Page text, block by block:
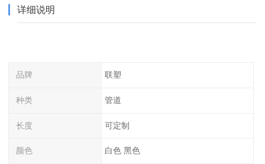
详细说明
品牌 联塑
种类 管道
长度 可定制
颜色 白色 黑色